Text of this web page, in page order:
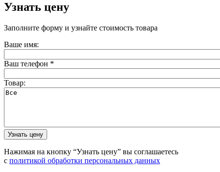
Узнать цену
Заполните форму и узнайте стоимость товара
Ваше имя:
Ваш телефон *
Товар:
Нажимая на кнопку “Узнать цену” вы соглашаетесь
с политикой обработки персональных данных